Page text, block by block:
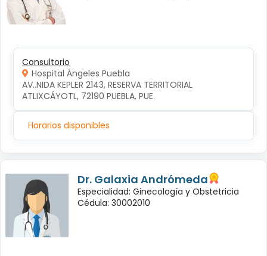
Consultorio
Hospital Ángeles Puebla
AV..NIDA KEPLER 2143, RESERVA TERRITORIAL
ATLIXCÁYOTL, 72190 PUEBLA, PUE.
Horarios disponibles
Dr. Galaxia Andrómeda
Especialidad: Ginecología y Obstetricia
Cédula: 30002010